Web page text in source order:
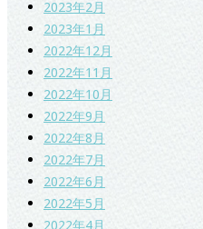
2023年2月
2023年1月
2022年12月
2022年11月
2022年10月
2022年9月
2022年8月
2022年7月
2022年6月
2022年5月
2022年4月